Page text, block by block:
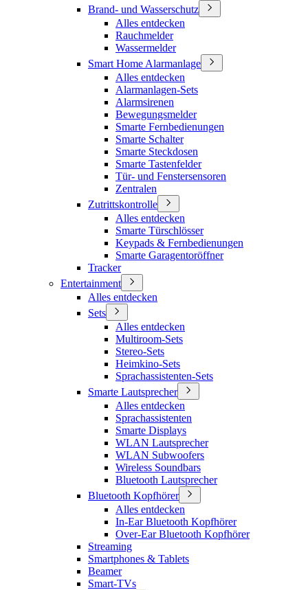
Brand- und Wasserschutz
Alles entdecken
Rauchmelder
Wassermelder
Smart Home Alarmanlage
Alles entdecken
Alarmanlagen-Sets
Alarmsirenen
Bewegungsmelder
Smarte Fernbedienungen
Smarte Schalter
Smarte Steckdosen
Smarte Tastenfelder
Tür- und Fenstersensoren
Zentralen
Zutrittskontrolle
Alles entdecken
Smarte Türschlösser
Keypads & Fernbedienungen
Smarte Garagentoröffner
Tracker
Entertainment
Alles entdecken
Sets
Alles entdecken
Multiroom-Sets
Stereo-Sets
Heimkino-Sets
Sprachassistenten-Sets
Smarte Lautsprecher
Alles entdecken
Sprachassistenten
Smarte Displays
WLAN Lautsprecher
WLAN Subwoofers
Wireless Soundbars
Bluetooth Lautsprecher
Bluetooth Kopfhörer
Alles entdecken
In-Ear Bluetooth Kopfhörer
Over-Ear Bluetooth Kopfhörer
Streaming
Smartphones & Tablets
Beamer
Smart-TVs